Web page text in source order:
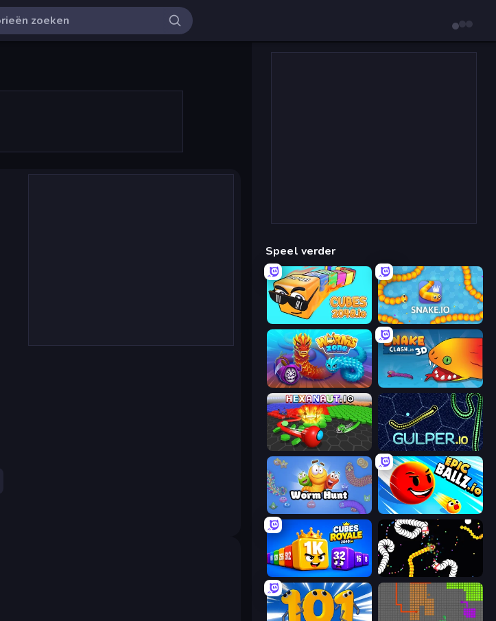
Speel verder
Cubes 2048.io Snake.io
Worms.Zone Snake Clash.io
Hexanaut.io Gulper.io
Worm Hunt EpicBallz.io
Cubes 2048 Royale Worms.io